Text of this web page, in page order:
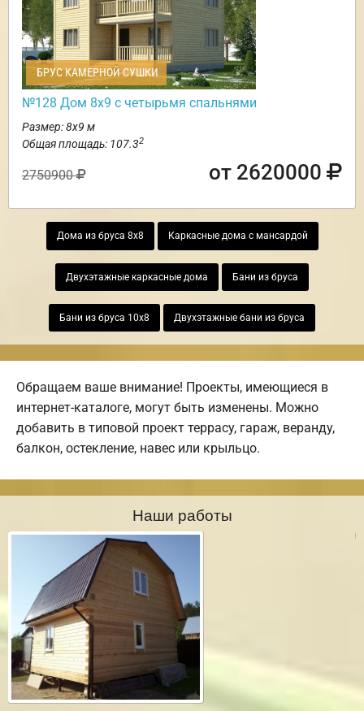
БРУС КАМЕРНОЙ СУШКИ
№128 Дом 8х9 с четырьмя спальнями
Размер: 8х9 м
Общая площадь: 107.32
2750900 от 2620000
Дома из бруса 8х8 Каркасные дома с мансардой
Двухэтажные каркасные дома Бани из бруса
Бани из бруса 10х8 Двухэтажные бани из бруса
Обращаем ваше внимание! Проекты, имеющиеся в
интернет-каталоге, могут быть изменены. Можно
добавить в типовой проект террасу, гараж, веранду,
балкон, остекление, навес или крыльцо.
Наши работы